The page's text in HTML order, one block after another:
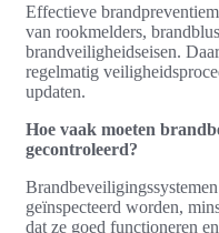
Effectieve
van rookmelders,
brandveiligheidseisen.
regelmatig
updaten.
Hoe vaak moeten
gecontroleerd?
geïnspecteerd worden,
dat ze goed functioneren